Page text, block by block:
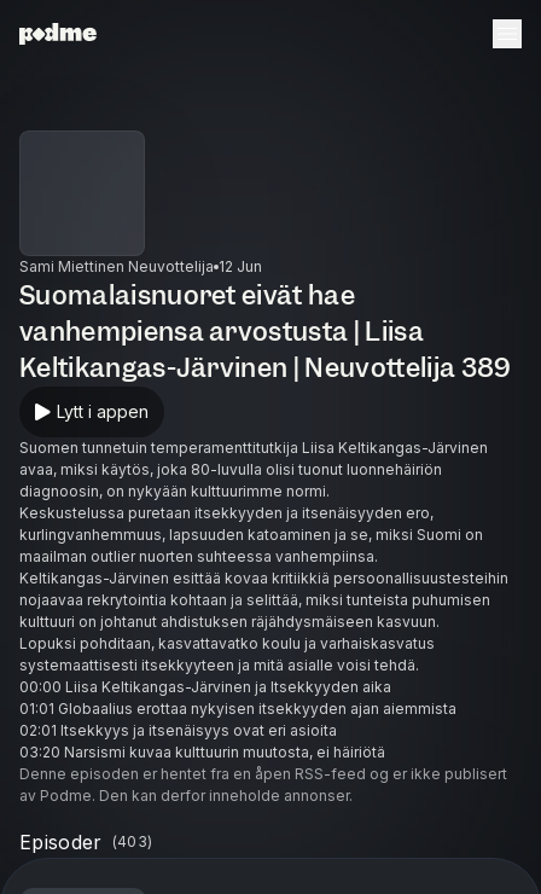
Sami Miettinen Neuvottelija 12 Jun
Suomalaisnuoret eivät hae
vanhempiensa arvostusta | Liisa
Keltikangas-Järvinen | Neuvottelija 389
Lytt i appen
Suomen tunnetuin temperamenttitutkija Liisa Keltikangas-Järvinen
avaa, miksi käytös, joka 80-luvulla olisi tuonut luonnehäiriön
diagnoosin, on nykyään kulttuurimme normi.
Keskustelussa puretaan itsekkyyden ja itsenäisyyden ero,
kurlingvanhemmuus, lapsuuden katoaminen ja se, miksi Suomi on
maailman outlier nuorten suhteessa vanhempiinsa.
Keltikangas-Järvinen esittää kovaa kritiikkiä persoonallisuustesteihin
nojaavaa rekrytointia kohtaan ja selittää, miksi tunteista puhumisen
kulttuuri on johtanut ahdistuksen räjähdysmäiseen kasvuun.
Lopuksi pohditaan, kasvattavatko koulu ja varhaiskasvatus
systemaattisesti itsekkyyteen ja mitä asialle voisi tehdä.
00:00 Liisa Keltikangas-Järvinen ja Itsekkyyden aika
01:01 Globaalius erottaa nykyisen itsekkyyden ajan aiemmista
02:01 Itsekkyys ja itsenäisyys ovat eri asioita
03:20 Narsismi kuvaa kulttuurin muutosta, ei häiriötä
05:13 Perimä, kasvatus ja kulttuurin voima
07:43 Kasvatusideologiat ohjaavat vanhempia itsekkyyteen
11:40 Lapsuus on katoamassa ja lapsikäsitys vääristynyt
13:29 Lapselle aikuisen oikeudet ja velvollisuudet
Denne episoden er hentet fra en åpen RSS-feed og er ikke publisert
av Podme. Den kan derfor inneholde annonser.
Episoder (403)